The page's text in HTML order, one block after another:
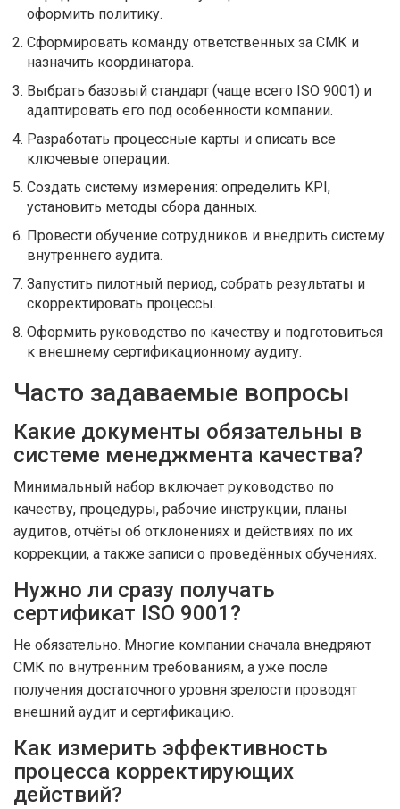
оформить политику.
Сформировать команду ответственных за СМК и
назначить координатора.
Выбрать базовый стандарт (чаще всего ISO 9001) и
адаптировать его под особенности компании.
Разработать процессные карты и описать все
ключевые операции.
Создать систему измерения: определить KPI,
установить методы сбора данных.
Провести обучение сотрудников и внедрить систему
внутреннего аудита.
Запустить пилотный период, собрать результаты и
скорректировать процессы.
Оформить руководство по качеству и подготовиться
к внешнему сертификационному аудиту.
Часто задаваемые вопросы
Какие документы обязательны в
системе менеджмента качества?
Минимальный набор включает руководство по
качеству, процедуры, рабочие инструкции, планы
аудитов, отчёты об отклонениях и действиях по их
коррекции, а также записи о проведённых обучениях.
Нужно ли сразу получать
сертификат ISO 9001?
Не обязательно. Многие компании сначала внедряют
СМК по внутренним требованиям, а уже после
получения достаточного уровня зрелости проводят
внешний аудит и сертификацию.
Как измерить эффективность
процесса корректирующих
действий?